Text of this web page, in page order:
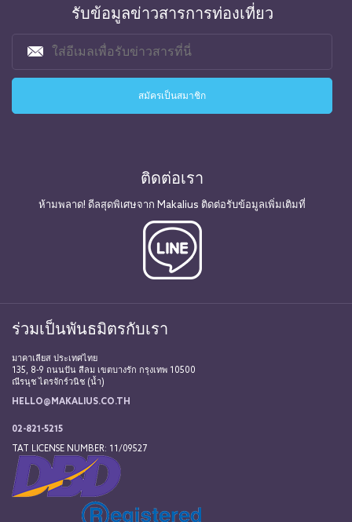
รับข้อมูลข่าวสารการท่องเที่ยว
ติดต่อเรา
ห้ามพลาด! ดีลสุดพิเศษจาก Makalius ติดต่อรับข้อมูลเพิ่มเติมที่
ร่วมเป็นพันธมิตรกับเรา
มาคาเลียส ประเทศไทย
135, 8-9 ถนนปัน สีลม เขตบางรัก กรุงเทพ 10500
ณีรนุช ไตรจักร์วนิช (น้ำ)
HELLO@MAKALIUS.CO.TH
02-821-5215
TAT LICENSE NUMBER: 11/09527